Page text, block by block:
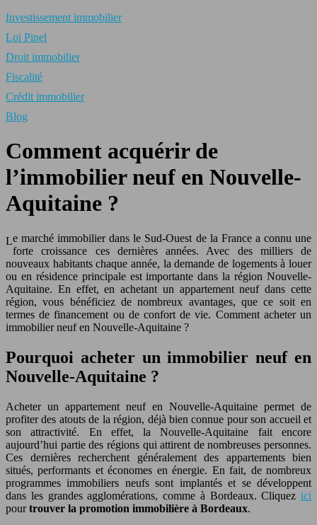
Investissement immobilier
Loi Pinel
Droit immobilier
Fiscalité
Crédit immobilier
Blog
Comment acquérir de
l’immobilier neuf en Nouvelle-
Aquitaine ?
Le marché immobilier dans le Sud-Ouest de la France a connu une
forte croissance ces dernières années. Avec des milliers de
nouveaux habitants chaque année, la demande de logements à louer
ou en résidence principale est importante dans la région Nouvelle-
Aquitaine. En effet, en achetant un appartement neuf dans cette
région, vous bénéficiez de nombreux avantages, que ce soit en
termes de financement ou de confort de vie. Comment acheter un
immobilier neuf en Nouvelle-Aquitaine ?
Pourquoi acheter un immobilier neuf en
Nouvelle-Aquitaine ?
Acheter un appartement neuf en Nouvelle-Aquitaine permet de
profiter des atouts de la région, déjà bien connue pour son accueil et
son attractivité. En effet, la Nouvelle-Aquitaine fait encore
aujourd’hui partie des régions qui attirent de nombreuses personnes.
Ces dernières recherchent généralement des appartements bien
situés, performants et économes en énergie. En fait, de nombreux
programmes immobiliers neufs sont implantés et se développent
dans les grandes agglomérations, comme à Bordeaux. Cliquez ici
pourtrouver la promotion immobilière à Bordeaux.